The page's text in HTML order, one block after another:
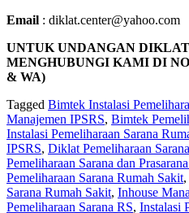
Email : diklat.center@yahoo.com
UNTUK UNDANGAN
MENGHUBUNGI KAMI DI
& WA)
Tagged Bimtek Instalasi
Manajemen IPSRS, Bimtek
Instalasi Pemeliharaan Sarana
IPSRS, Diklat Pemeliharaan
Pemeliharaan Sarana dan
Pemeliharaan Sarana Rumah Sakit,
Sarana Rumah Sakit, Inhouse
Pemeliharaan Sarana RS, Instalasi